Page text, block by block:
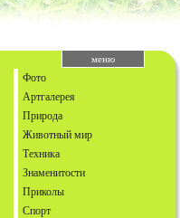
меню
Фото
Артгалерея
Природа
Животный мир
Техника
Знаменитости
Приколы
Спорт